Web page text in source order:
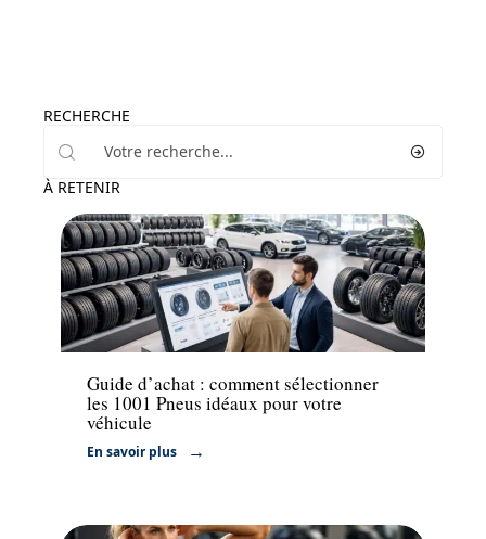
RECHERCHE
À RETENIR
Voiture
Guide d’achat : comment sélectionner
les 1001 Pneus idéaux pour votre
véhicule
En savoir plus